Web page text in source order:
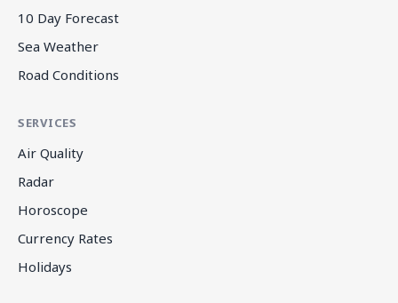
10 Day Forecast
Sea Weather
Road Conditions
SERVICES
Air Quality
Radar
Horoscope
Currency Rates
Holidays